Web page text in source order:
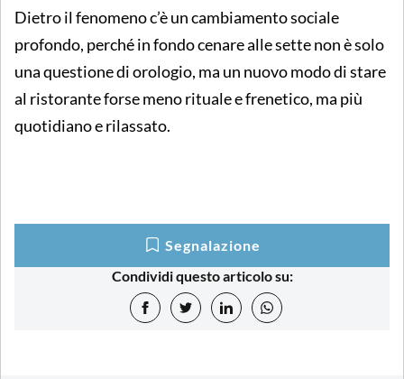
Dietro il fenomeno c’è un cambiamento sociale
profondo, perché in fondo cenare alle sette non è solo
una questione di orologio, ma un nuovo modo di stare
al ristorante forse meno rituale e frenetico, ma più
quotidiano e rilassato.
Segnalazione
Condividi questo articolo su: